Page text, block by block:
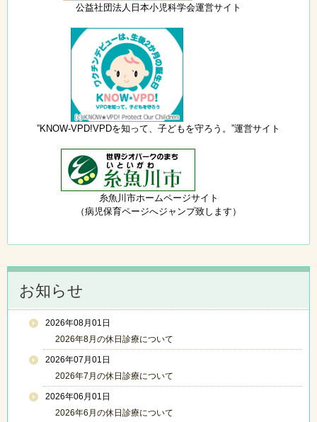
公益社団法人日本小児科学会運営サイト
”KNOW-VPD!VPDを知って、子どもを守ろう。”運営サイト
糸魚川市ホームページサイト
（病児保育ページへジャンプ致します）
お知らせ
2026年08月01日
2026年8月の休日診療について
2026年07月01日
2026年7月の休日診療について
2026年06月01日
2026年6月の休日診療について